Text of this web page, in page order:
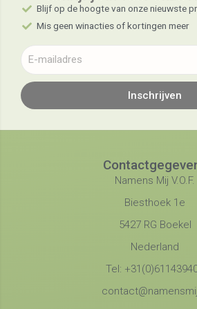
Blijf op de hoogte van onze nieuwste
Mis geen winacties of kortingen meer
Inschrijven
Namens Mij V.O.F.
Biesthoek 1e
5427 RG Boekel
Nederland
Tel: